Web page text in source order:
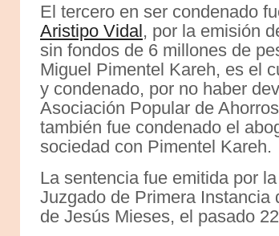
El tercero en ser condenado
Aristipo Vidal, por la emisión
sin fondos de 6 millones de
Miguel Pimentel Kareh, es el
y condenado, por no haber
Asociación Popular de
también fue condenado el
sociedad con Pimentel Kareh.
La sentencia fue emitida por
Juzgado de Primera
de Jesús Mieses, el pasado